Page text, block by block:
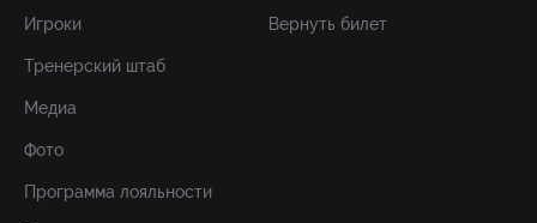
Игроки
Тренерский штаб
Медиа
Фото
Программа лояльности
Вернуть билет